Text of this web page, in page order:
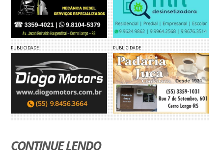
PUBLICIDADE PUBLICIDADE
CONTINUE LENDO